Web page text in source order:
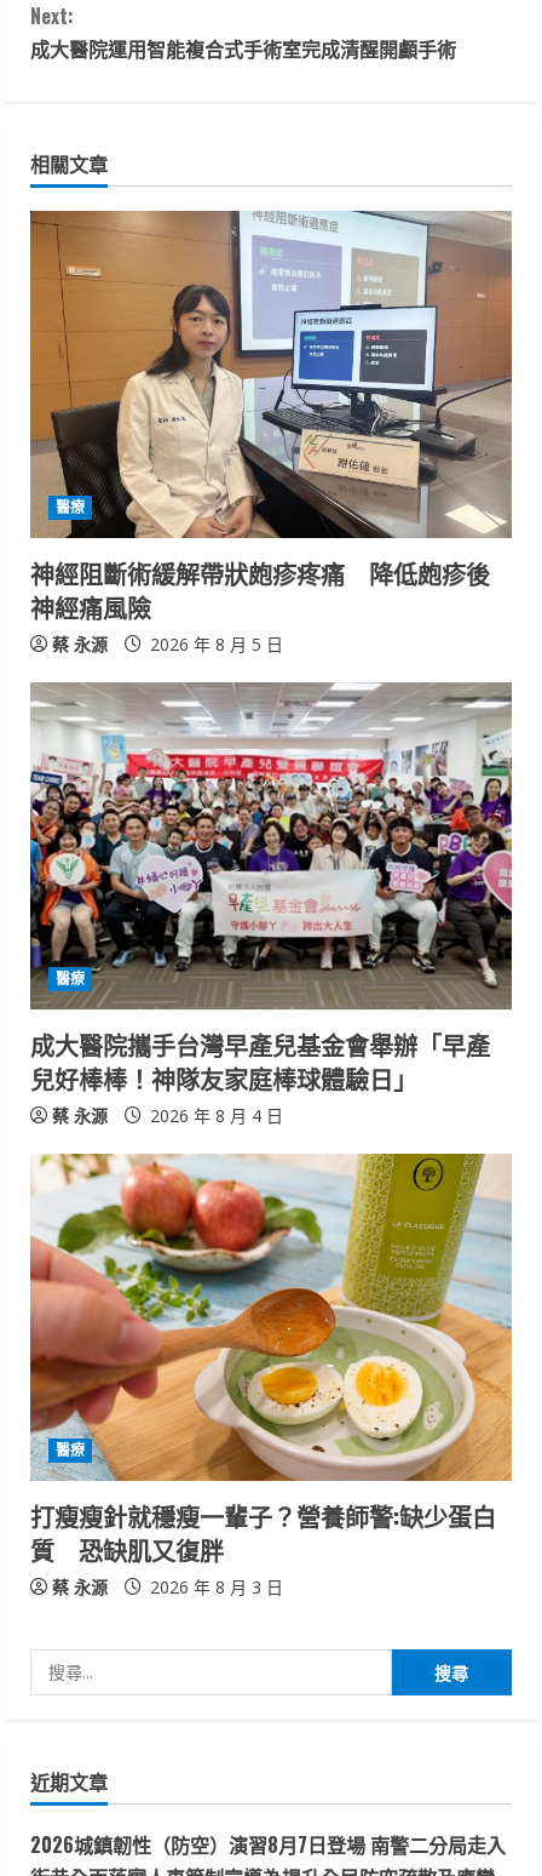
n
i
n
u
e
a
i
n
g
Next:
成大醫院運用智能複合式手術室完成清醒開顱手術
相關文章
醫療
神經阻斷術緩解帶狀皰疹疼痛 降低皰疹後
神經痛風險
蔡 永源 2026 年 8 月 5 日
醫療
成大醫院攜手台灣早產兒基金會舉辦「早產
兒好棒棒！神隊友家庭棒球體驗日」
蔡 永源 2026 年 8 月 4 日
醫療
打瘦瘦針就穩瘦一輩子？營養師警:缺少蛋白
質 恐缺肌又復胖
蔡 永源 2026 年 8 月 3 日
尋
字:
近期文章
2026城鎮韌性（防空）演習8月7日登場 南警二分局走入